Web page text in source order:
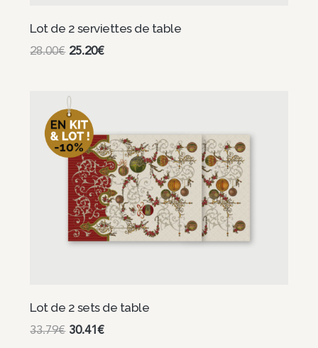
Lot de 2 serviettes de table
28.00€ 25.20€
Lot de 2 sets de table
33.79€ 30.41€